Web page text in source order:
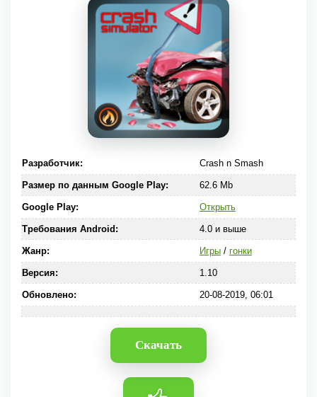
Разработчик: Crash n Smash
Размер по данным Google Play: 62.6 Mb
Google Play: Открыть
Требования Android: 4.0 и выше
Жанр: Игры/ гонки
Версия: 1.10
Обновлено: 20-08-2019, 06:01
Скачать